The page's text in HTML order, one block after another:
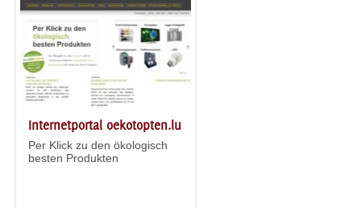
Internetportal oekotopten.lu
Per Klick zu den ökologisch
besten Produkten